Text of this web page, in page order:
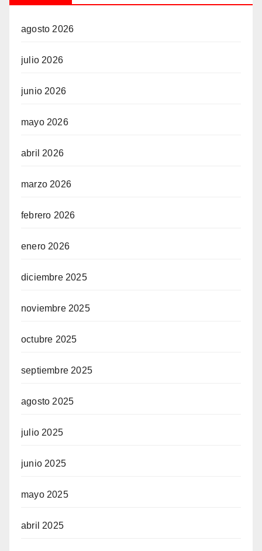
agosto 2026
julio 2026
junio 2026
mayo 2026
abril 2026
marzo 2026
febrero 2026
enero 2026
diciembre 2025
noviembre 2025
octubre 2025
septiembre 2025
agosto 2025
julio 2025
junio 2025
mayo 2025
abril 2025